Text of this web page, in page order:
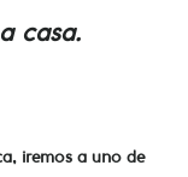
casa.
iremos a uno de